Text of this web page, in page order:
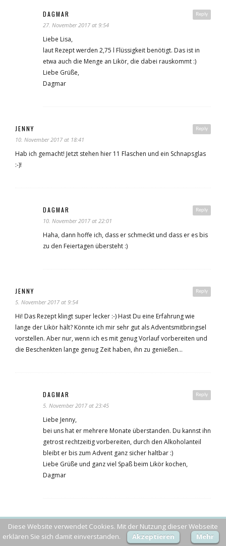
Reply
DAGMAR
27. November 2017 at 9:54
Liebe Lisa,
laut Rezept werden 2,75 l Flüssigkeit benötigt. Das ist in
etwa auch die Menge an Likör, die dabei rauskommt :)
Liebe Grüße,
Dagmar
Reply
JENNY
10. November 2017 at 18:41
Hab ich gemacht! Jetzt stehen hier 11 Flaschen und ein Schnapsglas
:-)!
Reply
DAGMAR
10. November 2017 at 22:01
Haha, dann hoffe ich, dass er schmeckt und dass er es bis
zu den Feiertagen übersteht :)
Reply
JENNY
5. November 2017 at 9:54
Hi! Das Rezept klingt super lecker :-) Hast Du eine Erfahrung wie
lange der Likör hält? Könnte ich mir sehr gut als Adventsmitbringsel
vorstellen. Aber nur, wenn ich es mit genug Vorlauf vorbereiten und
die Beschenkten lange genug Zeit haben, ihn zu genießen…
Reply
DAGMAR
5. November 2017 at 23:45
Liebe Jenny,
bei uns hat er mehrere Monate überstanden. Du kannst ihn
getrost rechtzeitig vorbereiten, durch den Alkoholanteil
bleibt er bis zum Advent ganz sicher haltbar :)
Liebe Grüße und ganz viel Spaß beim Likör kochen,
Dagmar
SCHREIBE EINEN KOMMENTAR ZUDAGMAR
KOMMENTAR VERWERFEN
Diese Website verwendet Cookies. Mit der Nutzung dieser Webseite
erklären Sie sich damit einverstanden.
Akzeptieren Mehr